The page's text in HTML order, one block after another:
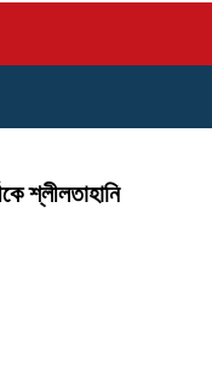
শ্লীলতাহানি